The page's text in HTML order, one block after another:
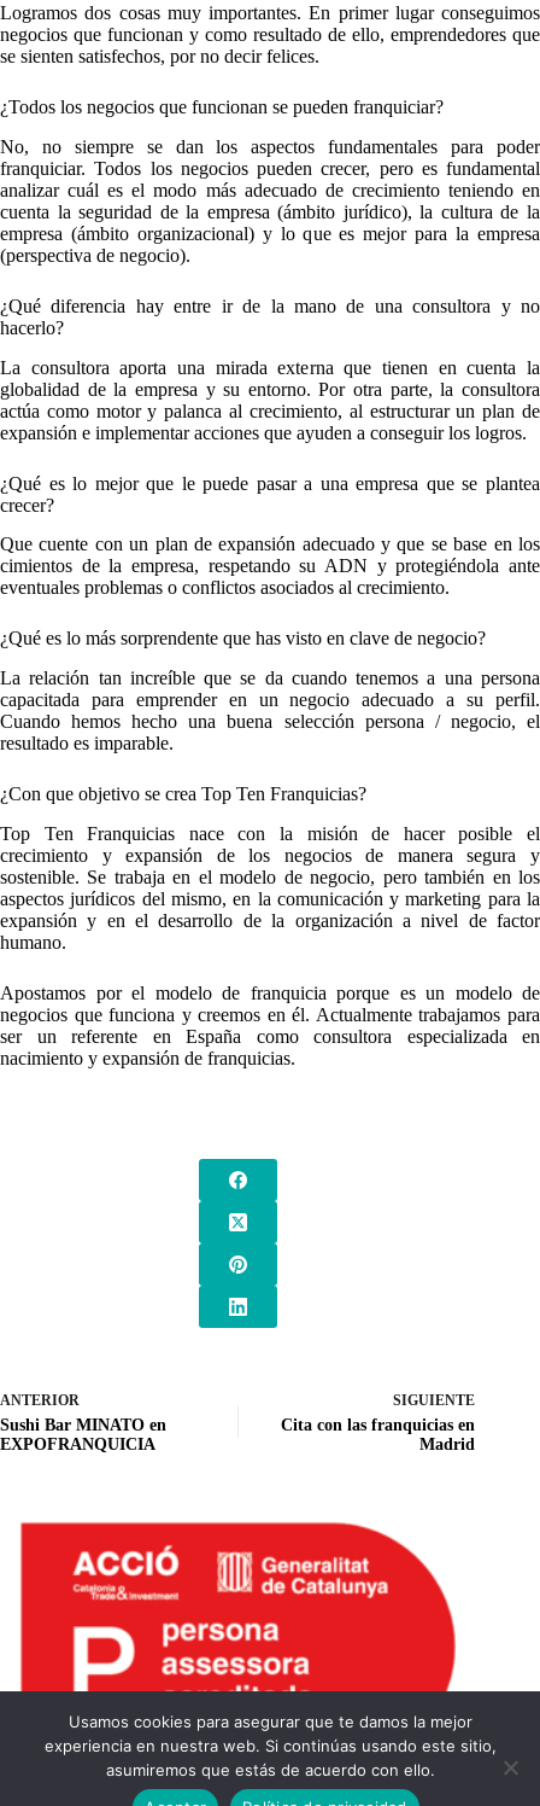
Logramos dos cosas muy importantes. En primer lugar conseguimos
negocios que funcionan y como resultado de ello, emprendedores que
se sienten satisfechos, por no decir felices.
¿Todos los negocios que funcionan se pueden franquiciar?
No, no siempre se dan los aspectos fundamentales para poder
franquiciar. Todos los negocios pueden crecer, pero es fundamental
analizar cuál es el modo más adecuado de crecimiento teniendo en
cuenta la seguridad de la empresa (ámbito jurídico), la cultura de la
empresa (ámbito organizacional) y lo que es mejor para la empresa
(perspectiva de negocio).
¿Qué diferencia hay entre ir de la mano de una consultora y no
hacerlo?
La consultora aporta una mirada externa que tienen en cuenta la
globalidad de la empresa y su entorno. Por otra parte, la consultora
actúa como motor y palanca al crecimiento, al estructurar un plan de
expansión e implementar acciones que ayuden a conseguir los logros.
¿Qué es lo mejor que le puede pasar a una empresa que se plantea
crecer?
Que cuente con un plan de expansión adecuado y que se base en los
cimientos de la empresa, respetando su ADN y protegiéndola ante
eventuales problemas o conflictos asociados al crecimiento.
¿Qué es lo más sorprendente que has visto en clave de negocio?
La relación tan increíble que se da cuando tenemos a una persona
capacitada para emprender en un negocio adecuado a su perfil.
Cuando hemos hecho una buena selección persona / negocio, el
resultado es imparable.
¿Con que objetivo se crea Top Ten Franquicias?
Top Ten Franquicias nace con la misión de hacer posible el
crecimiento y expansión de los negocios de manera segura y
sostenible. Se trabaja en el modelo de negocio, pero también en los
aspectos jurídicos del mismo, en la comunicación y marketing para la
expansión y en el desarrollo de la organización a nivel de factor
humano.
Apostamos por el modelo de franquicia porque es un modelo de
negocios que funciona y creemos en él. Actualmente trabajamos para
ser un referente en España como consultora especializada en
nacimiento y expansión de franquicias.
ANTERIOR
Sushi Bar MINATO en
EXPOFRANQUICIA
SIGUIENTE
Cita con las franquicias en
Madrid
Noèlia Hurtado© 2026
Usamos cookies para asegurar que te damos la mejor
experiencia en nuestra web. Si continúas usando este sitio,
asumiremos que estás de acuerdo con ello.